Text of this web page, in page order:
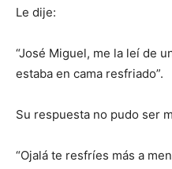
Le dije:
“José Miguel, me la leí de
estaba en cama resfriado”.
Su respuesta no pudo ser
“Ojalá te resfríes más a